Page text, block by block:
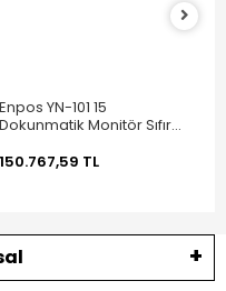
Enpos YN-101 15
Dokunmatik Monitör Sıfır
150.767,59 TL